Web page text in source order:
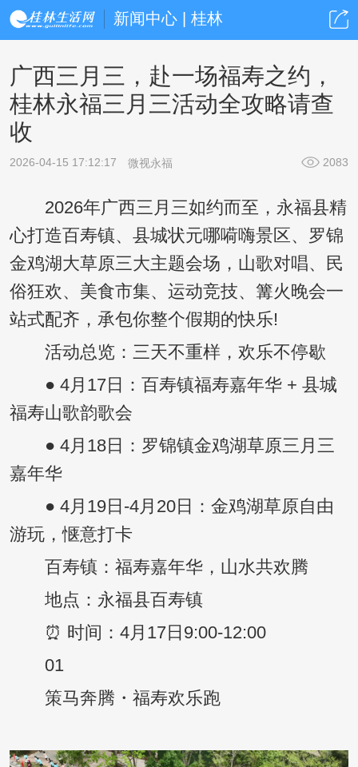
新闻中心 | 桂林
广西三月三，赴一场福寿之约，
桂林永福三月三活动全攻略请查
收
2026-04-15 17:12:17 微视永福 2083
2026年广西三月三如约而至，永福县精
心打造百寿镇、县城状元哪嗬嗨景区、罗锦
金鸡湖大草原三大主题会场，山歌对唱、民
俗狂欢、美食市集、运动竞技、篝火晚会一
站式配齐，承包你整个假期的快乐!
活动总览：三天不重样，欢乐不停歇
● 4月17日：百寿镇福寿嘉年华 + 县城
福寿山歌韵歌会
● 4月18日：罗锦镇金鸡湖草原三月三
嘉年华
● 4月19日-4月20日：金鸡湖草原自由
游玩，惬意打卡
百寿镇：福寿嘉年华，山水共欢腾
地点：永福县百寿镇
⏰ 时间：4月17日9:00-12:00
01
策马奔腾・福寿欢乐跑